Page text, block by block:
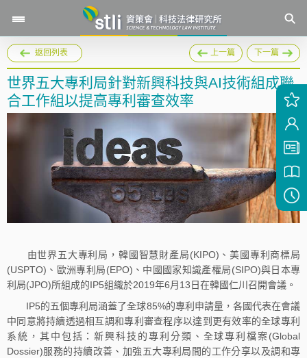
返回列表 上一篇 下一篇
世界五大專利局針對新興科技與AI技術組成聯
合工作組以提高專利審查效率
由世界五大專利局，韓國智慧財產局(KIPO)、美國專利商標局
(USPTO)、歐洲專利局(EPO)、中國國家知識產權局(SIPO)與日本專
利局(JPO)所組成的IP5組織於2019年6月13日在韓國仁川召開會議。
IP5的五個專利局涵蓋了全球85%的專利申請量，各國代表在會議
中同意將持續透過相互調和專利審查程序以達到更有效率的全球專利
系統，其中包括：新興科技的專利分類、全球專利檔案(Global
Dossier)服務的持續改善、加強五大專利局間的工作分享以及調和專